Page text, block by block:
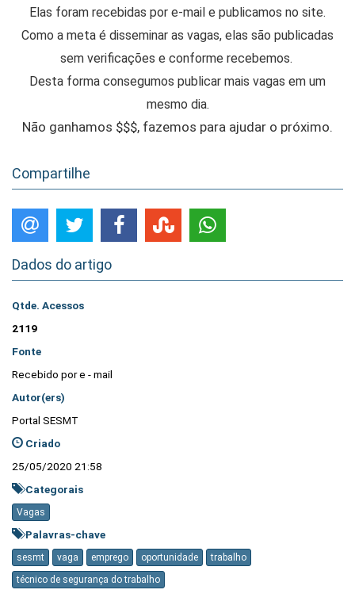
Elas foram recebidas por e-mail e publicamos no site.
Como a meta é disseminar as vagas, elas são publicadas
sem verificações e conforme recebemos.
Desta forma consegumos publicar mais vagas em um
mesmo dia.
Não ganhamos $$$, fazemos para ajudar o próximo.
Compartilhe
Dados do artigo
Qtde. Acessos
2119
Fonte
Recebido por e - mail
Autor(ers)
Portal SESMT
Criado
25/05/2020 21:58
Categorais
Vagas
Palavras-chave
sesmt vaga emprego oportunidade
trabalho
técnico de segurança do trabalho